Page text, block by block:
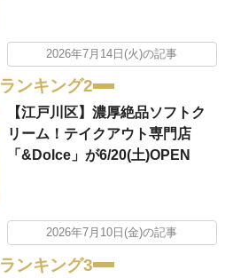
2026年7月14日(火)の記事
ランキング2
【江戸川区】濃厚絶品ソフトク
リーム！テイクアウト専門店
「&Dolce」が6/20(土)OPEN
2026年7月10日(金)の記事
ランキング3